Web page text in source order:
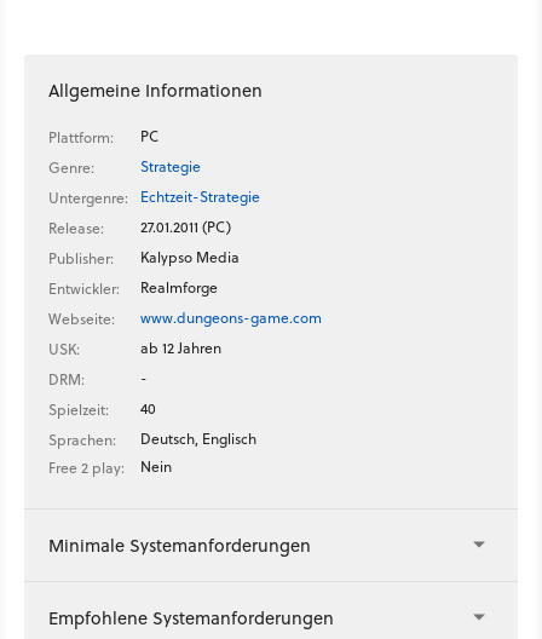
Allgemeine Informationen
Plattform:
PC
Genre:
Strategie
Untergenre:
Echtzeit-Strategie
Release:
27.01.2011 (PC)
Publisher:
Kalypso Media
Entwickler:
Realmforge
Webseite:
www.dungeons-game.com
USK:
ab 12 Jahren
DRM:
-
Spielzeit:
40
Sprachen:
Deutsch, Englisch
Free 2 play:
Nein
Minimale Systemanforderungen
Empfohlene Systemanforderungen